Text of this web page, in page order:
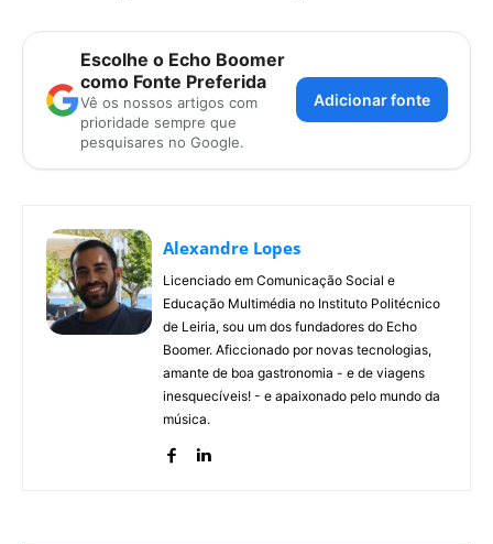
Escolhe o Echo Boomer
como Fonte Preferida
Vê os nossos artigos com
prioridade sempre que
pesquisares no Google.
Adicionar fonte
Alexandre Lopes
Licenciado em Comunicação Social e
Educação Multimédia no Instituto Politécnico
de Leiria, sou um dos fundadores do Echo
Boomer. Aficcionado por novas tecnologias,
amante de boa gastronomia - e de viagens
inesquecíveis! - e apaixonado pelo mundo da
música.